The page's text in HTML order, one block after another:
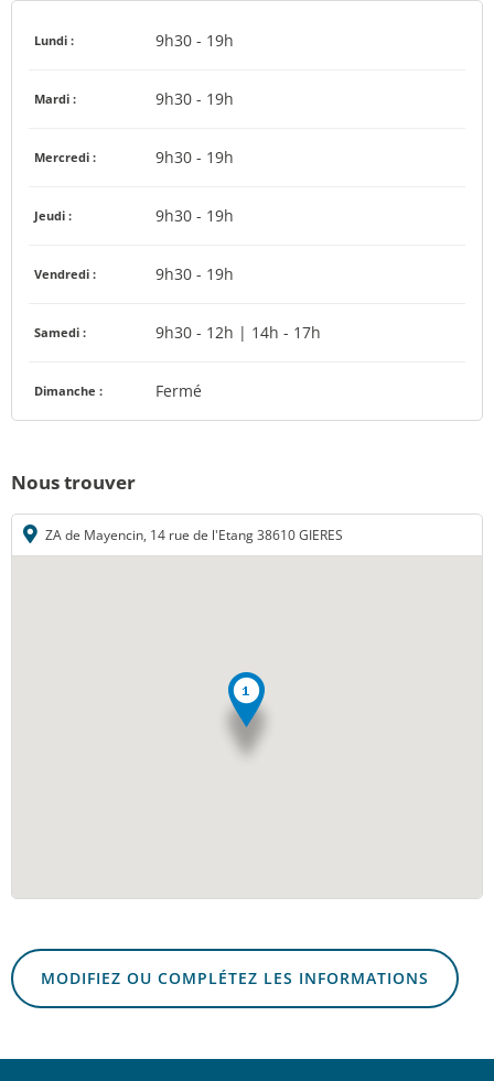
Lundi : 9h30 - 19h
Mardi : 9h30 - 19h
Mercredi : 9h30 - 19h
Jeudi : 9h30 - 19h
Vendredi : 9h30 - 19h
Samedi : 9h30 - 12h | 14h - 17h
Dimanche : Fermé
Nous trouver
ZA de Mayencin, 14 rue de l'Etang 38610 GIERES
MODIFIEZ OU COMPLÉTEZ LES INFORMATIONS